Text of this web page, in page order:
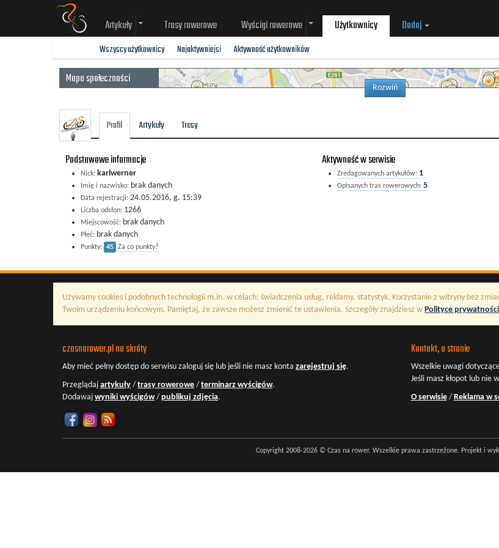
Artykuły Trasy rowerowe Wyścigi rowerowe Użytkownicy Dodaj
Wszyscy użytkownicy Najaktywniejsi Aktywność użytkowników
Mapa społeczności
Rozwiń
Profil Artykuły Trasy
Podstawowe informacje
Nick: karlwerner
Imię i nazwisko: brak danych
Data rejestracji: 24.05.2016, g. 15:39
Liczba odsłon: 1266
Miejscowość: brak danych
Płeć: brak danych
Punkty: 45 Za co punkty?
Aktywność w serwisie
Zredagowanych artykułów: 1
Opisanych tras rowerowych: 5
Używamy cookies i podobnych technologii m.in. w celach: świadczenia usług, reklamy, statystyk. Korzystanie z witryny bez
Twoim urządzeniu końcowym. Pamiętaj, że zawsze możesz zmienić te ustawienia. Szczegóły znajdziesz w Polityce prywatności
czasnarower.pl na skróty
Aby mieć pełny dostęp do serwisu zaloguj się lub jeśli nie masz konta zarejestruj się.
Przeglądaj artykuły / trasy rowerowe / terminarz wyścigów.
Dodawaj wyniki wyścigów/ publikuj zdjęcia.
Kontakt, o stronie
Wszelkie uwagi
Jeśli masz kłopot lub nie
O serwisie/ Reklama w
Copyright 2008-2026 © Czas na rower. Wszelkie prawa zastrzeżone. Projekt i